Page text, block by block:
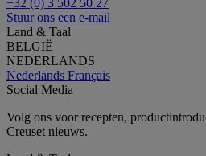
Stuur ons een e-mail
Land & Taal
BELGIË
NEDERLANDS
Nederlands Français
Social Media
Volg ons voor recepten,
Creuset nieuws.